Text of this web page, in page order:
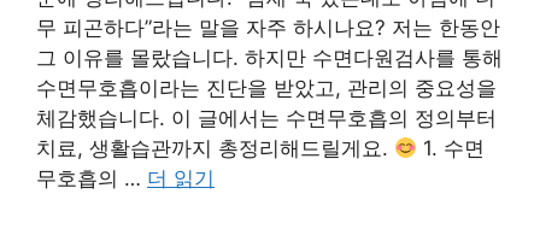
무 피곤하다”라는 말을 자주 하시나요? 저는 한동안
그 이유를 몰랐습니다. 하지만 수면다원검사를 통해
수면무호흡이라는 진단을 받았고, 관리의 중요성을
체감했습니다. 이 글에서는 수면무호흡의 정의부터
치료, 생활습관까지 총정리해드릴게요.
1. 수면
무호흡의 … 더 읽기